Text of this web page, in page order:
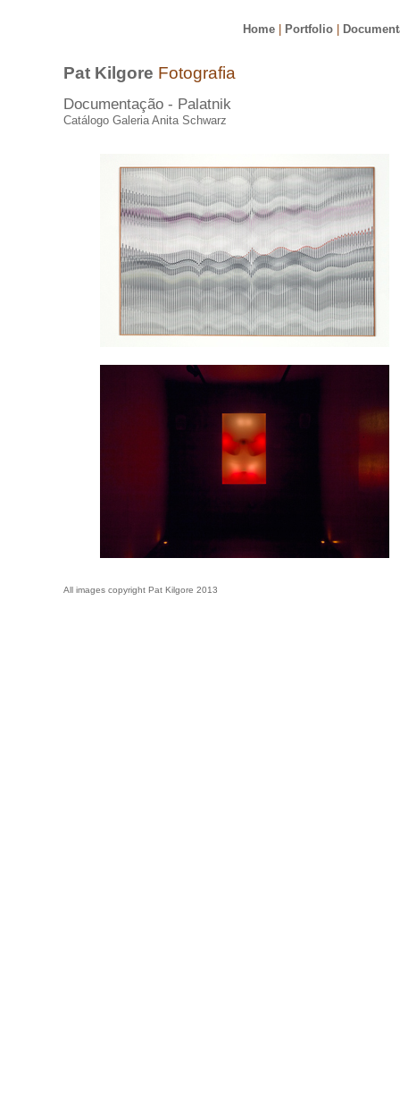
Home Portfolio
Pat Kilgore Fotografia
Documentação - Palatnik
Catálogo Galeria Anita Schwarz
All images copyright Pat Kilgore 2013